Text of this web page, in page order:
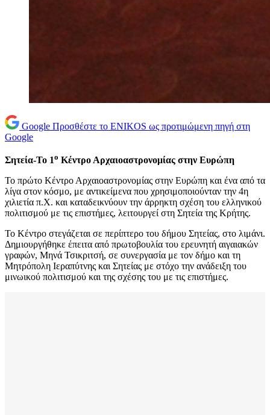
Google Προσθέστε το ENIKOS ως προτιμώμενη πηγή στη
Google
Σητεία-Το 1ο Κέντρο Αρχαιοαστρονομίας στην Ευρώπη
Το πρώτο Κέντρο Αρχαιοαστρονομίας στην Ευρώπη και ένα από τα
λίγα στον κόσμο, με αντικείμενα που χρησιμοποιούνταν την 4η
χιλιετία π.Χ. και καταδεικνύουν την άρρηκτη σχέση του ελληνικού
πολιτισμού με τις επιστήμες, λειτουργεί στη Σητεία της Κρήτης.
Το Κέντρο στεγάζεται σε περίπτερο του δήμου Σητείας, στο λιμάνι.
Δημιουργήθηκε έπειτα από πρωτοβουλία του ερευνητή αιγαιακών
γραφών, Μηνά Τσικριτσή, σε συνεργασία με τον δήμο και τη
Μητρόπολη Ιεραπύτνης και Σητείας με στόχο την ανάδειξη του
μινωικού πολιτισμού και της σχέσης του με τις επιστήμες.